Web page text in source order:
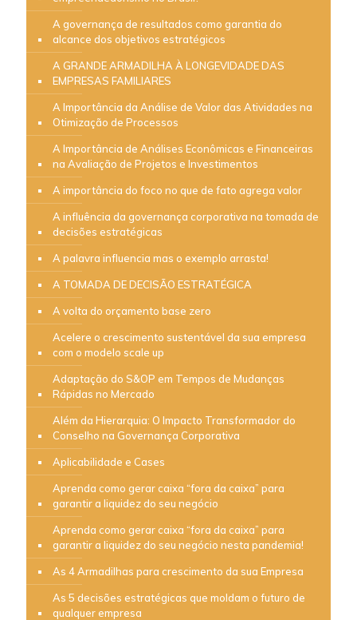
A governança de resultados como garantia do
alcance dos objetivos estratégicos
A GRANDE ARMADILHA À LONGEVIDADE DAS
EMPRESAS FAMILIARES
A Importância da Análise de Valor das Atividades na
Otimização de Processos
A Importância de Análises Econômicas e Financeiras
na Avaliação de Projetos e Investimentos
A importância do foco no que de fato agrega valor
A influência da governança corporativa na tomada de
decisões estratégicas
A palavra influencia mas o exemplo arrasta!
A TOMADA DE DECISÃO ESTRATÉGICA
A volta do orçamento base zero
Acelere o crescimento sustentável da sua empresa
com o modelo scale up
Adaptação do S&OP em Tempos de Mudanças
Rápidas no Mercado
Além da Hierarquia: O Impacto Transformador do
Conselho na Governança Corporativa
Aplicabilidade e Cases
Aprenda como gerar caixa “fora da caixa” para
garantir a liquidez do seu negócio
Aprenda como gerar caixa “fora da caixa” para
garantir a liquidez do seu negócio nesta pandemia!
As 4 Armadilhas para crescimento da sua Empresa
As 5 decisões estratégicas que moldam o futuro de
qualquer empresa